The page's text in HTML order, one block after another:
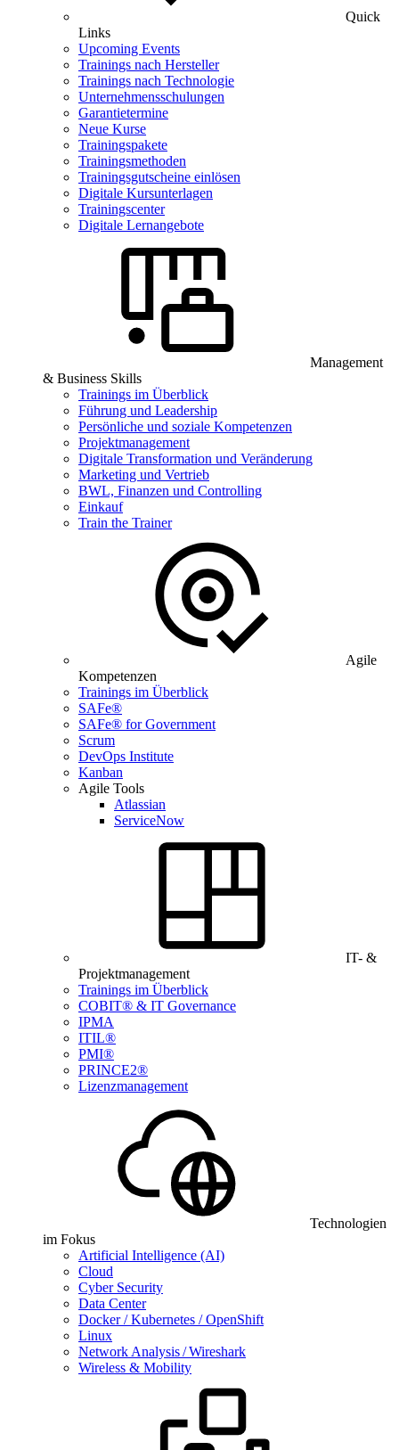
Quick
Links
Upcoming Events
Trainings nach Hersteller
Trainings nach Technologie
Unternehmensschulungen
Garantietermine
Neue Kurse
Trainingspakete
Trainingsmethoden
Trainingsgutscheine einlösen
Digitale Kursunterlagen
Trainingscenter
Digitale Lernangebote
Management
& Business Skills
Trainings im Überblick
Führung und Leadership
Persönliche und soziale Kompetenzen
Projektmanagement
Digitale Transformation und Veränderung
Marketing und Vertrieb
BWL, Finanzen und Controlling
Einkauf
Train the Trainer
Agile
Kompetenzen
Trainings im Überblick
SAFe®
SAFe® for Government
Scrum
DevOps Institute
Kanban
Agile Tools
Atlassian
ServiceNow
IT- &
Projektmanagement
Trainings im Überblick
COBIT® & IT Governance
IPMA
ITIL®
PMI®
PRINCE2®
Lizenzmanagement
Technologien
im Fokus
Artificial Intelligence (AI)
Cloud
Cyber Security
Data Center
Docker / Kubernetes / OpenShift
Linux
Network Analysis / Wireshark
Wireless & Mobility